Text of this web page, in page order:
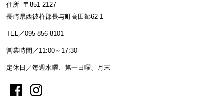
住所 〒851-2127
長崎県西彼杵郡長与町高田郷62-1
TEL／095-856-8101
営業時間／11:00～17:30
定休日／毎週水曜、第一日曜、月末